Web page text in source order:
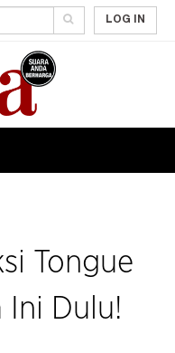
LOG IN
Tongue
Ini Dulu!